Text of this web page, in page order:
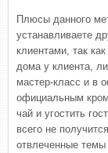
Плюсы данного
устанавливаете
клиентами, так
дома у клиента,
мастер-класс и в
официальным
чай и угостить
всего не
отвлеченные темы